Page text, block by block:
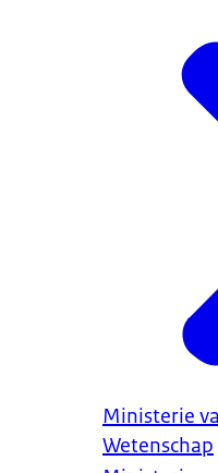
Ministerie
Wetenschap